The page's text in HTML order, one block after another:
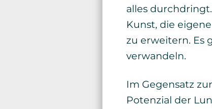
alles
Kunst, die
zu erweitern. Es
verwandeln.
Im Gegensatz
Potenzial der